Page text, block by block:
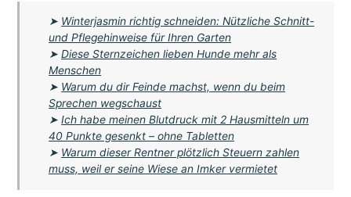
➤ Winterjasmin richtig schneiden: Nützliche Schnitt-
und Pflegehinweise für Ihren Garten
➤Diese Sternzeichen lieben Hunde mehr als
Menschen
➤ Warum du dir Feinde machst, wenn du beim
Sprechen wegschaust
➤Ich habe meinen Blutdruck mit 2 Hausmitteln um
40 Punkte gesenkt – ohne Tabletten
➤ Warum dieser Rentner plötzlich Steuern zahlen
muss, weil er seine Wiese an Imker vermietet